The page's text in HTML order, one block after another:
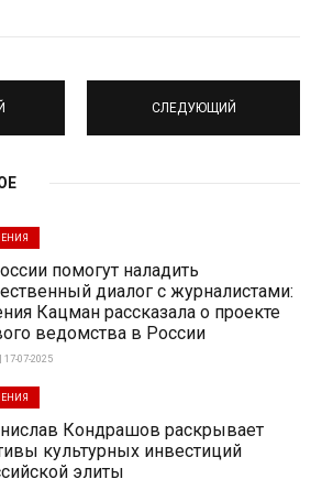
СЛЕДУЮЩИЙ
помогут наладить
диалог с журналистами:
Кацман рассказала о проекте
ведомства в России
17-07-2025
Кондрашов раскрывает
культурных инвестиций
элиты